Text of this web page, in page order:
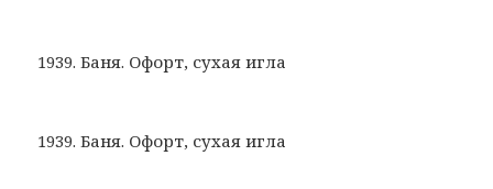
1939. Баня. Офорт, сухая игла
1939. Баня. Офорт, сухая игла